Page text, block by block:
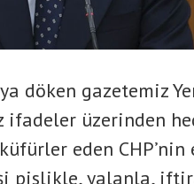
döken gazetemiz
ifadeler üzerinden
eden
pislikle, yalanla,